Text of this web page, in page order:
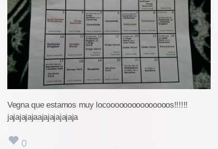
Vegna que estamos muy locooooooooooooooos!!!!!!
jajajajajaajajajajajaja
0